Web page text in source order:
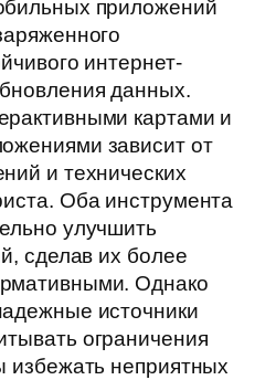
приложений
интернет-
данных.
картами и
зависит от
и технических
Оба инструмента
улучшить
сделав их более
Однако
источники
ограничения
избежать неприятных